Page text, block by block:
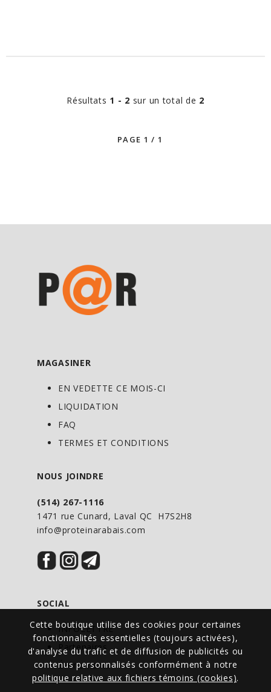
Cette boutique utilise des cookies pour certaines
fonctionnalités essentielles (toujours activées),
d'analyse du trafic et de diffusion de publicités ou
contenus personnalisés conformément à notre
politique relative aux fichiers témoins (cookies).
Résultats 1 - 2 sur un total de 2
MAGASINER
EN VEDETTE CE MOIS-CI
LIQUIDATION
FAQ
TERMES ET CONDITIONS
NOUS JOINDRE
(514) 267-1116
1471 rue Cunard, Laval QC H7S2H8
info@proteinarabais.com
SOCIAL
INFOLETTRE
Partenaires
Événements